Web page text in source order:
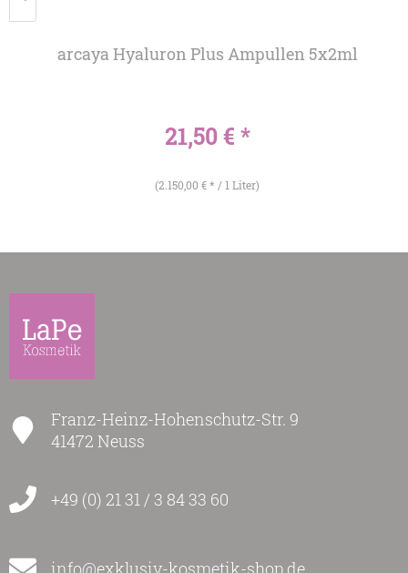
arcaya Hyaluron Plus Ampullen 5x2ml
21,50 € *
(2.150,00 € * / 1 Liter)
Franz-Heinz-Hohenschutz-Str. 9
41472 Neuss
+49 (0) 21 31 / 3 84 33 60
info@exklusiv-kosmetik-shop.de